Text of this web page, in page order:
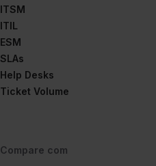
ITSM
ITIL
ESM
SLAs
Help Desks
Ticket Volume
Compare com